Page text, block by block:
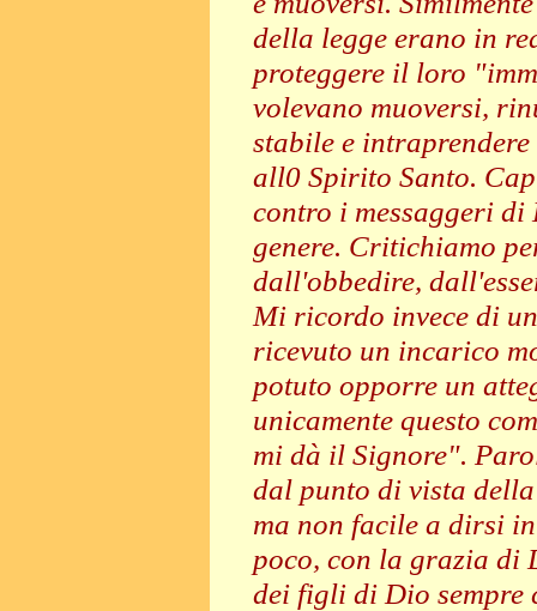
della legge erano in
proteggere il loro
volevano muoversi,
stabile e
all0 Spirito Santo.
contro i messaggeri
genere. Critichiamo
dall'obbedire,
Mi ricordo invece di
ricevuto un incarico
potuto opporre un
unicamente questo
mi dà il Signore".
dal punto di vista
ma non facile a dirsi
poco, con la grazia di
dei figli di Dio sempre